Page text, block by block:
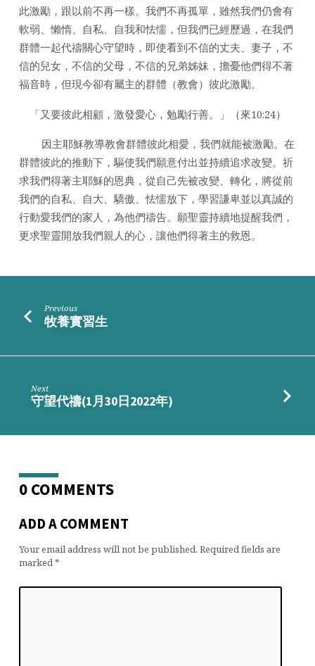
此激勵，跟以前不再一樣。我們不再孤單，雖然我們仍會有
軟弱、懶惰、自私、自我和怯懦，但我們已經歷過，在我們
群體一起代禱關心守望時，即使看到不信的丈夫、妻子，不
信的兒女，不信的父母，不信的兄弟姊妹，擔憂他們得不著
福音時，但現今卻有屬主的群體（教會）彼此激勵。
「又要彼此相顧，激發愛心，勉勵行善。」（來10:24）
因主耶穌教導教會群體彼此相愛，我們就能被激勵。在
群體彼此的推動下，驅使我們願意付出並持續追求改變。祈
求我們得著主耶穌的恩典，從自己先被改變、轉化，將從前
我們的自私、自大、驕傲、怯懦放下，學習謙卑並以真誠的
行動愛我們的家人，為他們禱告。願聖靈持續地提醒我們，
更求聖靈開放我們親人的心，讓他們得著主的救恩。
Previous
牧養實習生
Next
守望代禱(1月30日2022年)
0 COMMENTS
ADD A COMMENT
Your email address will not be published. Required fields are
marked*